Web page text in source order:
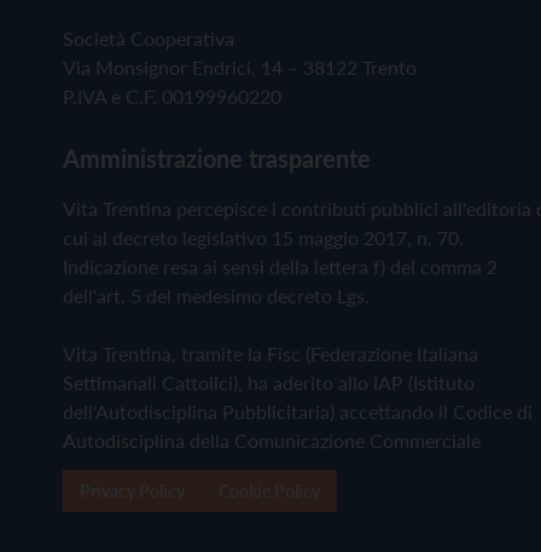
Società Cooperativa
Via Monsignor Endrici, 14 – 38122 Trento
P.IVA e C.F. 00199960220
Amministrazione trasparente
Vita Trentina percepisce i contributi pubblici all'editoria
cui al decreto legislativo 15 maggio 2017, n. 70.
Indicazione resa ai sensi della lettera f) del comma 2
dell'art. 5 del medesimo decreto Lgs.
Vita Trentina, tramite la Fisc (Federazione Italiana
Settimanali Cattolici), ha aderito allo IAP (Istituto
dell'Autodisciplina Pubblicitaria) accettando il Codice di
Autodisciplina della Comunicazione Commerciale